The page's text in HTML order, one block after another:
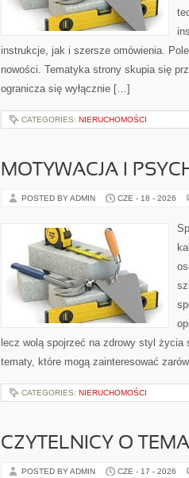
instrukcje, jak i szersze omówienia.
nowości. Tematyka strony skupia się
ogranicza się wyłącznie […]
CATEGORIES: NIERUCHOMOŚCI
MOTYWACJA I
POSTED BY ADMIN CZE - 18 - 2026
lecz wolą spojrzeć na zdrowy styl
tematy, które mogą zainteresować
CATEGORIES: NIERUCHOMOŚCI
CZYTELNICY O
POSTED BY ADMIN CZE - 17 - 2026